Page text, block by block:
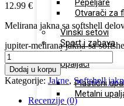
Pepeljare
Otvarači za
Vinski setovi
Sport i zabava
Lepota
Upaljači
Plastični
Metalni
12.99 €
Melirana jakna sa softshell
jupiter-melirana-jakna-sa-
Dodaj u korpu
Kategorije: Jakne, Softshell
Recenzije (0)